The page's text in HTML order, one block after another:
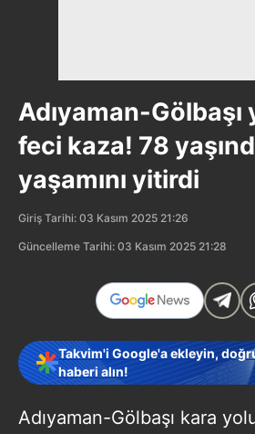
Adıyaman-Gölbaşı
feci kaza! 78
yaşamını yitirdi
Giriş Tarihi: 03 Kasım 2025 21:26
Güncelleme Tarihi: 03 Kasım 2025 21:28
Takvim'i Google'a ekleyin,
haberi alın!
Adıyaman-Gölbaşı kara